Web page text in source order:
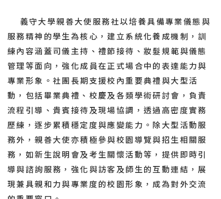
義守大學親善大使服務社以培養具備專業儀態與
服務精神的學生為核心，建立系統化養成機制，訓
練內容涵蓋司儀主持、禮節接待、妝髮規範與儀態
管理等面向，強化成員在正式場合中的表達能力與
專業形象。社團長期支援校內重要典禮與大型活
動，包括畢業典禮、校慶及各類學術研討會，負責
流程引導、貴賓接待及現場協調，透過高密度實務
歷練，逐步累積穩定度與應變能力。除大型活動服
務外，親善大使亦積極參與校園導覽與招生相關服
務，如新生說明會及考生關懷活動等，提供即時引
導與諮詢服務，強化與訪客及師生的互動連結，展
現兼具親和力與專業度的校園形象，成為對外交流